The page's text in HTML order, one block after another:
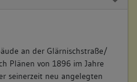
an der Glärnischstraße/
Plänen von 1896 im Jahre
seinerzeit neu angelegten